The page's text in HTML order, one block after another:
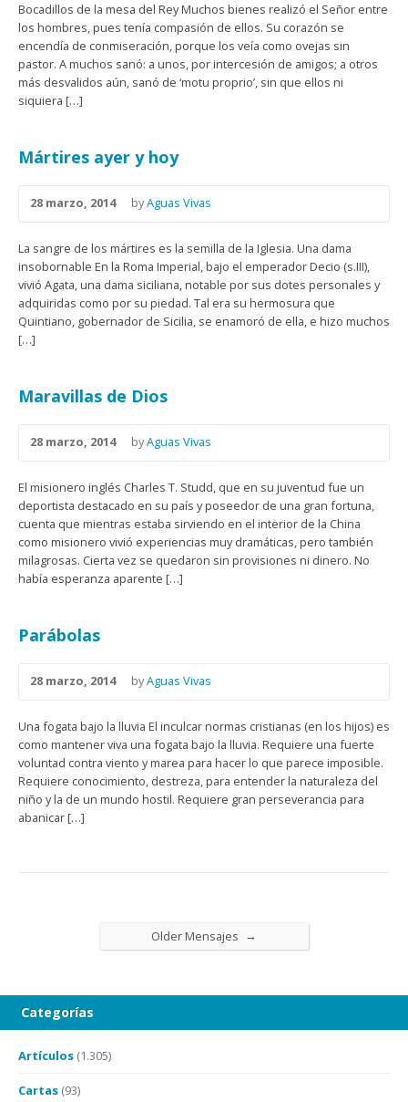
Bocadillos de la mesa del Rey Muchos bienes realizó el Señor entre
los hombres, pues tenía compasión de ellos. Su corazón se
encendía de conmiseración, porque los veía como ovejas sin
pastor. A muchos sanó: a unos, por intercesión de amigos; a otros
más desvalidos aún, sanó de ‘motu proprio’, sin que ellos ni
siquiera […]
Mártires ayer y hoy
28 marzo, 2014 byAguas Vivas
La sangre de los mártires es la semilla de la Iglesia. Una dama
insobornable En la Roma Imperial, bajo el emperador Decio (s.III),
vivió Agata, una dama siciliana, notable por sus dotes personales y
adquiridas como por su piedad. Tal era su hermosura que
Quintiano, gobernador de Sicilia, se enamoró de ella, e hizo muchos
[…]
Maravillas de Dios
28 marzo, 2014 byAguas Vivas
El misionero inglés Charles T. Studd, que en su juventud fue un
deportista destacado en su país y poseedor de una gran fortuna,
cuenta que mientras estaba sirviendo en el interior de la China
como misionero vivió experiencias muy dramáticas, pero también
milagrosas. Cierta vez se quedaron sin provisiones ni dinero. No
había esperanza aparente […]
Parábolas
28 marzo, 2014 byAguas Vivas
Una fogata bajo la lluvia El inculcar normas cristianas (en los hijos) es
como mantener viva una fogata bajo la lluvia. Requiere una fuerte
voluntad contra viento y marea para hacer lo que parece imposible.
Requiere conocimiento, destreza, para entender la naturaleza del
niño y la de un mundo hostil. Requiere gran perseverancia para
abanicar […]
Older Mensajes →
Categorías
Artículos (1.305)
Cartas (93)